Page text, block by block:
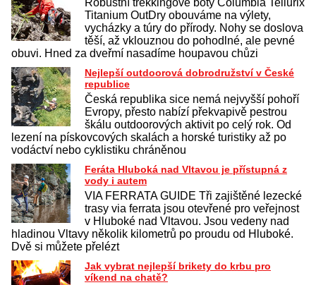
Titanium OutDry obouváme na výlety,
vycházky a túry do přírody. Nohy se doslova
těší, až vklouznou do pohodlné, ale pevné
obuvi. Hned za dveřmí nasadíme houpavou chůzi
Nejlepší outdoorová dobrodružství v České
republice
Česká republika sice nemá nejvyšší pohoří
Evropy, přesto nabízí překvapivě pestrou
škálu outdoorových aktivit po celý rok. Od
lezení na pískovcových skalách a horské turistiky až po
vodáctví nebo cyklistiku chráněnou
Feráta Hluboká nad Vltavou je přístupná z
vody i autem
VIA FERRATA GUIDE Tři zajištěné lezecké
trasy via ferrata jsou otevřené pro veřejnost
v Hluboké nad Vltavou. Jsou vedeny nad
hladinou Vltavy několik kilometrů po proudu od Hluboké.
Dvě si můžete přelézt
Jak vybrat nejlepší brikety do krbu pro
víkend na chatě?